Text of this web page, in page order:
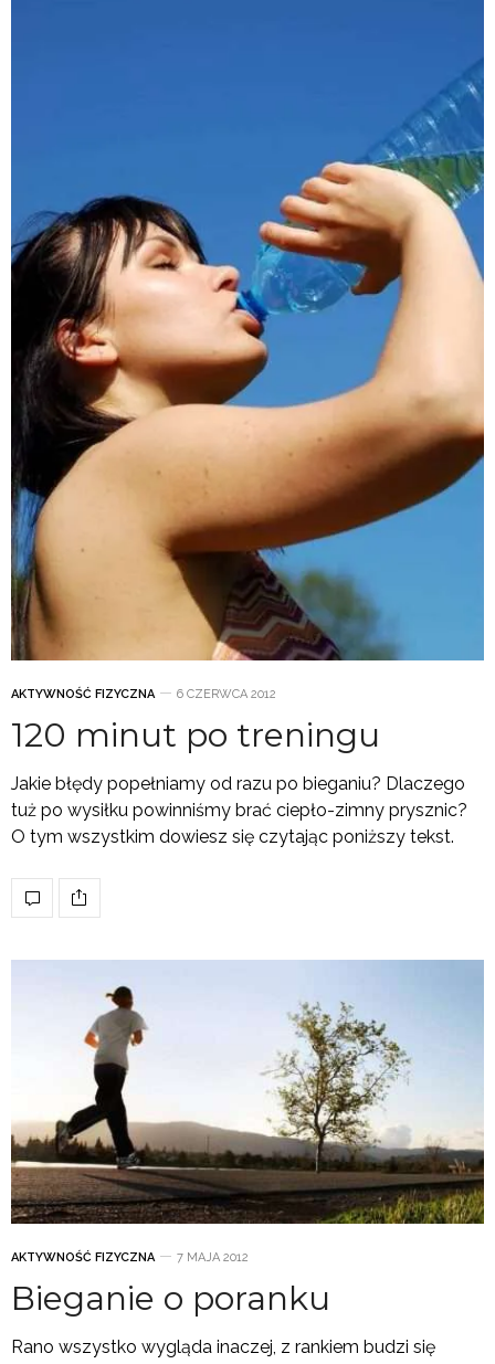
AKTYWNOŚĆ FIZYCZNA 6 CZERWCA 2012
120 minut po treningu
Jakie błędy popełniamy od razu po bieganiu? Dlaczego
tuż po wysiłku powinniśmy brać ciepło-zimny prysznic?
O tym wszystkim dowiesz się czytając poniższy tekst.
AKTYWNOŚĆ FIZYCZNA 7 MAJA 2012
Bieganie o poranku
Rano wszystko wygląda inaczej, z rankiem budzi się